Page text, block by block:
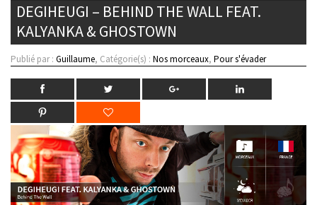
DEGIHEUGI – BEHIND THE WALL FEAT.
KALYANKA & GHOSTOWN
Publié par : Guillaume, Catégorie(s) : Nos morceaux, Pour s'évader